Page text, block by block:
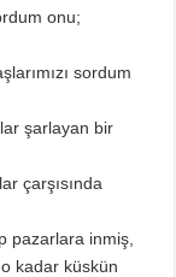
onu;
sordum
şarlayan bir
çarşısında
pazarlara inmiş,
kadar küskün